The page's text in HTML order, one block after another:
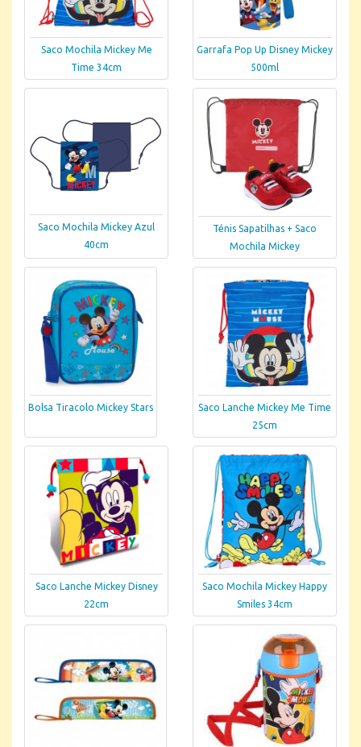
Saco Mochila Mickey Me
Time 34cm
Garrafa Pop Up Disney Mickey
500ml
Saco Mochila Mickey Azul
40cm
Ténis Sapatilhas + Saco
Mochila Mickey
Bolsa Tiracolo Mickey Stars
Saco Lanche Mickey Me Time
25cm
Saco Lanche Mickey Disney
22cm
Saco Mochila Mickey Happy
Smiles 34cm